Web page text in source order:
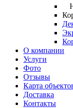
О компании
Услуги
Фото
Отзывы
Карта
Доставка
Контакты